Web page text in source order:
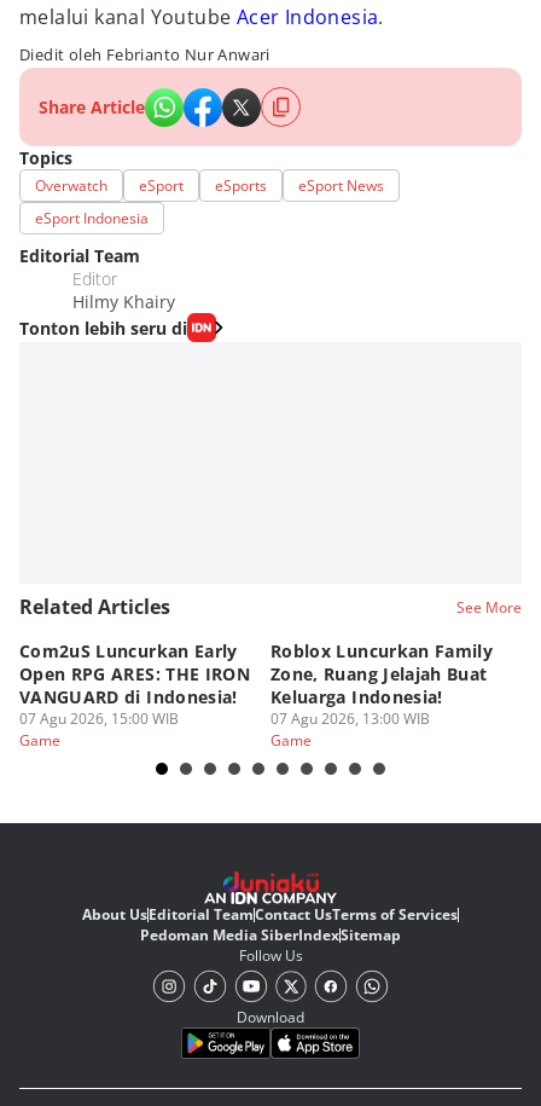
melalui kanal Youtube Acer Indonesia.
Diedit oleh Febrianto Nur Anwari
Share Article
Topics
Overwatch eSport eSports
eSport News
eSport Indonesia
Editorial Team
Editor
Hilmy Khairy
Tonton lebih seru di
Related Articles See More
Com2uS Luncurkan Early
Open RPG ARES: THE IRON
VANGUARD di Indonesia!
07 Agu 2026, 15:00 WIB
Game
Roblox Luncurkan Family
Zone, Ruang Jelajah Buat
Keluarga Indonesia!
07 Agu 2026, 13:00 WIB
Game
About UsEditorial TeamContact UsTerms of Services
Pedoman Media SiberIndexSitemap
Follow Us
Download